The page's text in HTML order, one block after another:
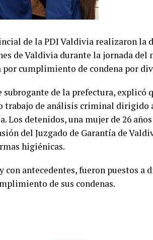
de la PDI Valdivia realizaron la
de Valdivia durante la jornada del
por cumplimiento de condena por
de la prefectura, explicó
trabajo de análisis criminal dirigido
Los detenidos, una mujer de 26
del Juzgado de Garantía de
higiénicas.
con antecedentes, fueron puestos a
de sus condenas.